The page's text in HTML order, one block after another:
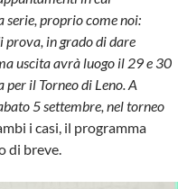
proprio come noi:
in grado di dare
uscita avrà luogo il 29 e 30
il Torneo di Leno. A
5 settembre, nel torneo
i casi, il programma
di breve.